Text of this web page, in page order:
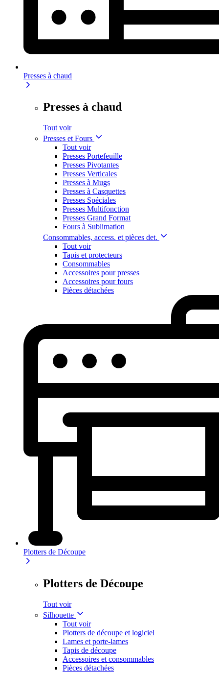
Presses à chaud
Presses à chaud
Tout voir
Presses et Fours
Tout voir
Presses Portefeuille
Presses Pivotantes
Presses Verticales
Presses à Mugs
Presses à Casquettes
Presses Spéciales
Presses Multifonction
Presses Grand Format
Fours à Sublimation
Consommables, access. et pièces det.
Tout voir
Tapis et protecteurs
Consommables
Accessoires pour presses
Accessoires pour fours
Pièces détachées
Plotters de Découpe
Plotters de Découpe
Tout voir
Silhouette
Tout voir
Plotters de découpe et logiciel
Lames et porte-lames
Tapis de découpe
Accessoires et consommables
Pièces détachées